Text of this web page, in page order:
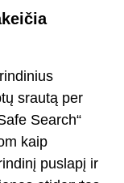
srautą per
Search“
kaip
puslapį ir